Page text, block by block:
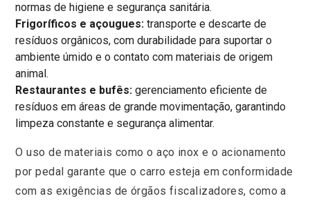
normas de higiene e segurança sanitária.
Frigoríficos e açougues: transporte e descarte de
resíduos orgânicos, com durabilidade para suportar o
ambiente úmido e o contato com materiais de origem
animal.
Restaurantes e bufês: gerenciamento eficiente de
resíduos em áreas de grande movimentação, garantindo
limpeza constante e segurança alimentar.
O uso de materiais como o aço inox e o acionamento
por pedal garante que o carro esteja em conformidade
com as exigências de órgãos fiscalizadores, como a